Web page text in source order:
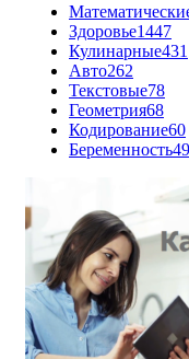
Здоровье1447
Кулинарные431
Авто262
Текстовые78
Геометрия68
Кодирование60
Беременность49